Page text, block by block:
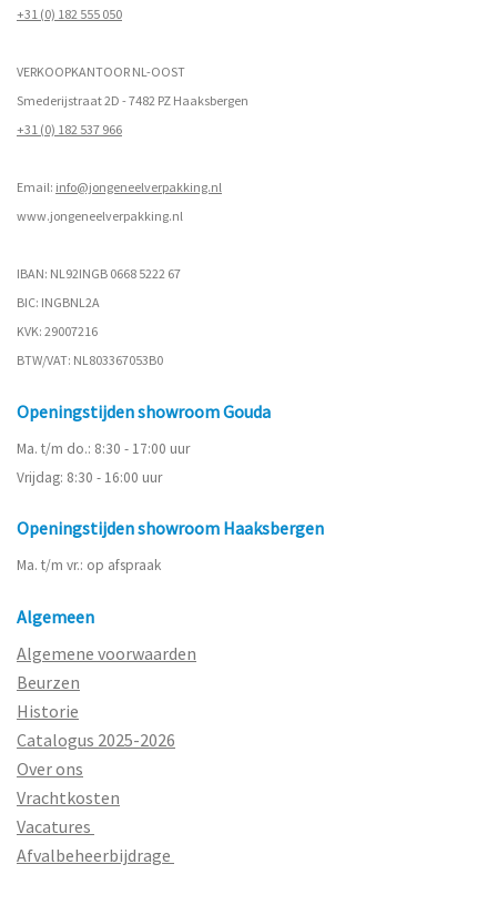
+31 (0) 182 555 050
VERKOOPKANTOOR NL-OOST
Smederijstraat 2D - 7482 PZ Haaksbergen
+31 (0) 182 537 966
Email: info@jongeneelverpakking.nl
www.jongeneelverpakking.nl
IBAN: NL92INGB 0668 5222 67
BIC: INGBNL2A
KVK: 29007216
BTW/VAT: NL803367053B0
Openingstijden showroom Gouda
Ma. t/m do.: 8:30 - 17:00 uur
Vrijdag: 8:30 - 16:00 uur
Openingstijden showroom Haaksbergen
Ma. t/m vr.: op afspraak
Algemeen
Algemene voorwaarden
Beurzen
Historie
Catalogus 2025-2026
Over ons
Vrachtkosten
Vacatures
Afvalbeheerbijdrage